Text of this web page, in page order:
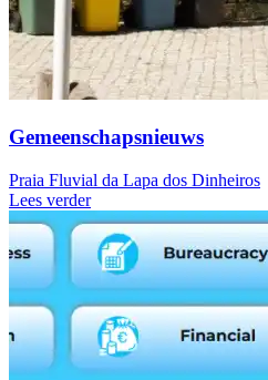
Gemeenschapsnieuws
Praia Fluvial da Lapa dos Dinheiros
Lees verder